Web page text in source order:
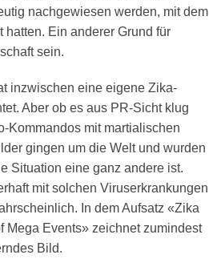
nachgewiesen werden, mit dem
Ein anderer Grund für
sein.
inzwischen eine eigene Zika-
Aber ob es aus PR-Sicht klug
Kommandos mit martialischen
gingen um die Welt und wurden
Situation eine ganz andere ist.
mit solchen Viruserkrankungen
In dem Aufsatz «Zika
Mega Events» zeichnet zumindest
Bild.